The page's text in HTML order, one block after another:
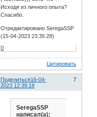
Исходя из личного опыта?
Спасибо.
Отредактировано SeregaSSP
(15-04-2023 23:35:28)
0
Цитировать
Поделиться 7
16-04-
2023 12:39:18
SeregaSSP
написал(а):